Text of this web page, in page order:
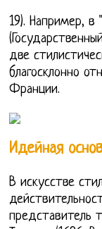
19). Например, в
две
благосклонно
Франции.
Идейная
В искусстве
представитель